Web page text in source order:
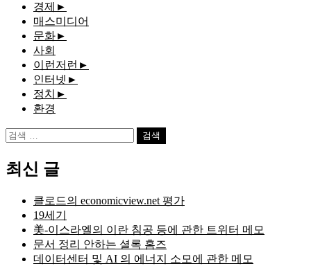
경제 ►
매스미디어
문화►
사회
이런저런 ►
인터넷 ►
정치 ►
환경
검
최신 글
클로드의 economicview.net 평가
19세기
美-이스라엘의 이란 침공 등에 관한 트위터 메모
문서 정리 안하는 셜록 홈즈
데이터센터 및 AI 의 에너지 소모에 관한 메모